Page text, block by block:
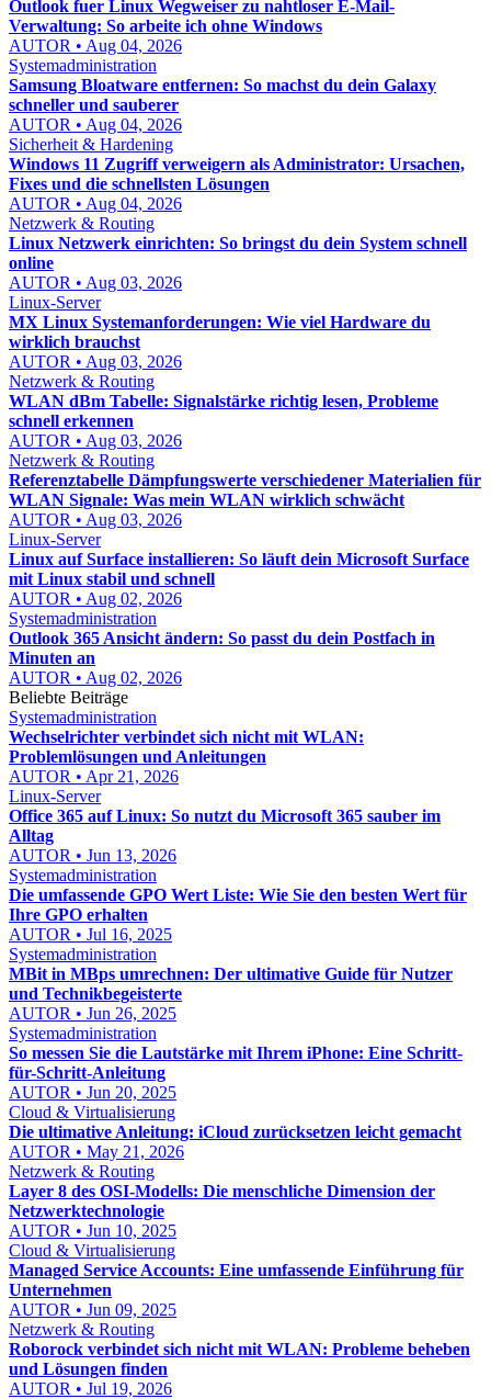
Outlook fuer Linux Wegweiser zu nahtloser E-Mail-
Verwaltung: So arbeite ich ohne Windows
AUTOR • Aug 04, 2026
Systemadministration
Samsung Bloatware entfernen: So machst du dein Galaxy
schneller und sauberer
AUTOR • Aug 04, 2026
Sicherheit & Hardening
Windows 11 Zugriff verweigern als Administrator: Ursachen,
Fixes und die schnellsten Lösungen
AUTOR • Aug 04, 2026
Netzwerk & Routing
Linux Netzwerk einrichten: So bringst du dein System schnell
online
AUTOR • Aug 03, 2026
Linux-Server
MX Linux Systemanforderungen: Wie viel Hardware du
wirklich brauchst
AUTOR • Aug 03, 2026
Netzwerk & Routing
WLAN dBm Tabelle: Signalstärke richtig lesen, Probleme
schnell erkennen
AUTOR • Aug 03, 2026
Netzwerk & Routing
Referenztabelle Dämpfungswerte verschiedener Materialien für
WLAN Signale: Was mein WLAN wirklich schwächt
AUTOR • Aug 03, 2026
Linux-Server
Linux auf Surface installieren: So läuft dein Microsoft Surface
mit Linux stabil und schnell
AUTOR • Aug 02, 2026
Systemadministration
Outlook 365 Ansicht ändern: So passt du dein Postfach in
Minuten an
AUTOR • Aug 02, 2026
Beliebte Beiträge
Systemadministration
Wechselrichter verbindet sich nicht mit WLAN:
Problemlösungen und Anleitungen
AUTOR • Apr 21, 2026
Linux-Server
Office 365 auf Linux: So nutzt du Microsoft 365 sauber im
Alltag
AUTOR • Jun 13, 2026
Systemadministration
Die umfassende GPO Wert Liste: Wie Sie den besten Wert für
Ihre GPO erhalten
AUTOR • Jul 16, 2025
Systemadministration
MBit in MBps umrechnen: Der ultimative Guide für Nutzer
und Technikbegeisterte
AUTOR • Jun 26, 2025
Systemadministration
So messen Sie die Lautstärke mit Ihrem iPhone: Eine Schritt-
für-Schritt-Anleitung
AUTOR • Jun 20, 2025
Cloud & Virtualisierung
Die ultimative Anleitung: iCloud zurücksetzen leicht gemacht
AUTOR • May 21, 2026
Netzwerk & Routing
Layer 8 des OSI-Modells: Die menschliche Dimension der
Netzwerktechnologie
AUTOR • Jun 10, 2025
Cloud & Virtualisierung
Managed Service Accounts: Eine umfassende Einführung für
Unternehmen
AUTOR • Jun 09, 2025
Netzwerk & Routing
Roborock verbindet sich nicht mit WLAN: Probleme beheben
und Lösungen finden
AUTOR • Jul 19, 2026